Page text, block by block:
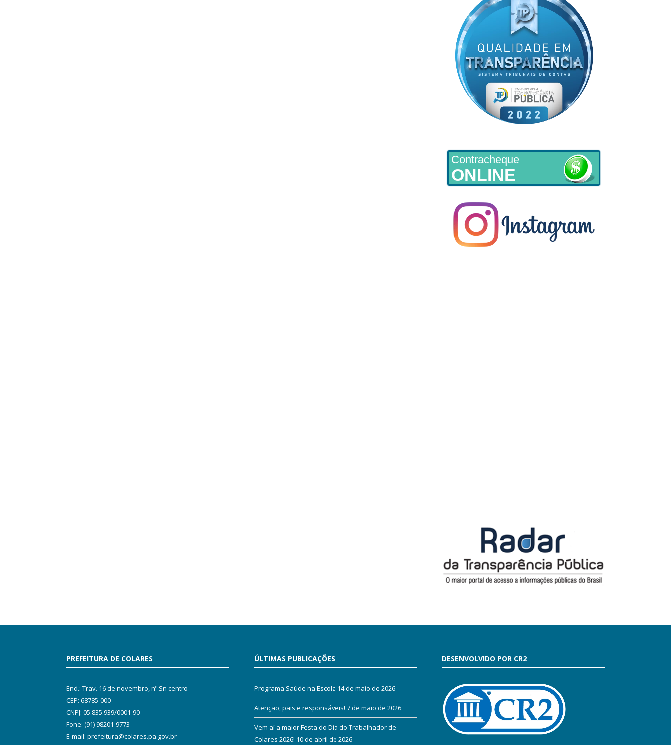
Contracheque
ONLINE
PREFEITURA DE COLARES
End.: Trav. 16 de novembro, nº Sn centro
CEP: 68785-000
CNPJ: 05.835.939/0001-90
Fone: (91) 98201-9773
E-mail: prefeitura@colares.pa.gov.br
ÚLTIMAS PUBLICAÇÕES
Programa Saúde na Escola 14 de maio de 2026
Atenção, pais e responsáveis! 7 de maio de 2026
Vem aí a maior Festa do Dia do Trabalhador de
Colares 2026! 10 de abril de 2026
DESENVOLVIDO POR CR2